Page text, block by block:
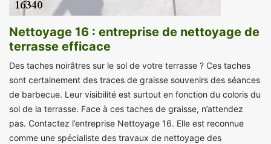
Nettoyage 16 : entreprise de nettoyage de
terrasse efficace
Des taches noirâtres sur le sol de votre terrasse ? Ces taches
sont certainement des traces de graisse souvenirs des séances
de barbecue. Leur visibilité est surtout en fonction du coloris du
sol de la terrasse. Face à ces taches de graisse, n’attendez
pas. Contactez l’entreprise Nettoyage 16. Elle est reconnue
comme une spécialiste des travaux de nettoyage des